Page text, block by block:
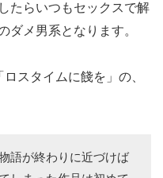
たらいつもセックスで解
ダメ男系となります。
スタイムに餞を」の、
語が終わりに近づけば